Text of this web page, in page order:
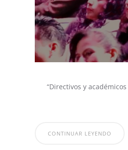
“Directivos y
CONTINUAR LEYENDO